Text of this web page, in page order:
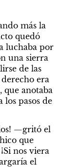
más la
quedó
luchaba por
una sierra
de las
era
que anotaba
pasos de
—gritó el
que
nos viera
el